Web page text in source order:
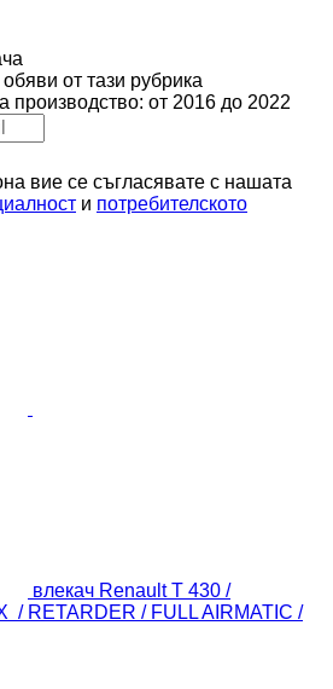
от тази рубрика
производство: от 2016 до 2022
вие се съгласявате с нашата
и потребителското
влекач Renault T 430 /
/ RETARDER / FULL AIRMATIC /